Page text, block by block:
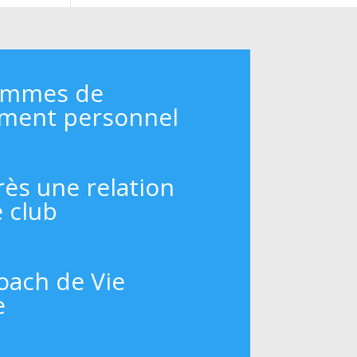
de
personnel
une relation
club
de Vie